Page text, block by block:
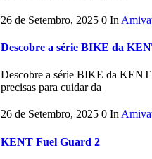
26 de Setembro, 2025 0 In
Descobre a série BIKE da
Descobre a série BIKE da
precisas para cuidar da
26 de Setembro, 2025 0 In
KENT Fuel Guard 2